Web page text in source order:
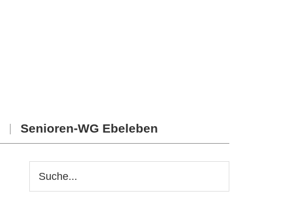
Senioren-WG Ebeleben
Seitenspalte
durchsuchen